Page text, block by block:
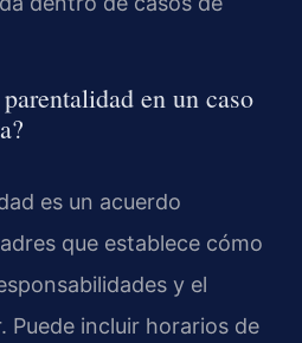
en un caso
es un acuerdo
que establece cómo
y el
Puede incluir horarios de